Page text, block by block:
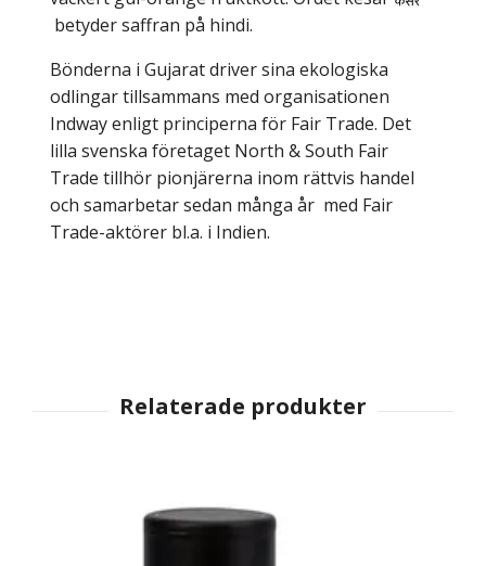
betyder saffran på hindi.
Bönderna i Gujarat driver sina ekologiska
odlingar tillsammans med organisationen
Indway enligt principerna för Fair Trade. Det
lilla svenska företaget North & South Fair
Trade tillhör pionjärerna inom rättvis handel
och samarbetar sedan många år med Fair
Trade-aktörer bl.a. i Indien.